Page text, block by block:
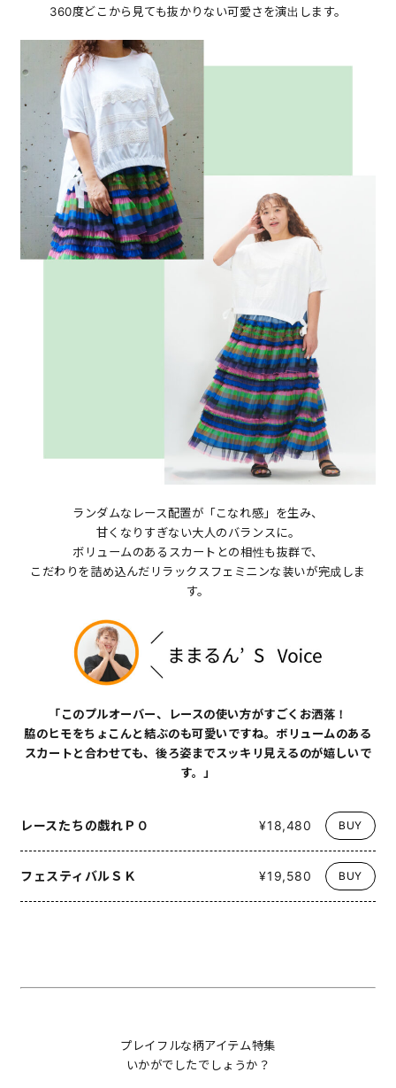
360度どこから見ても抜かりない可愛さを演出します。
ランダムなレース配置が「こなれ感」を生み、
甘くなりすぎない大人のバランスに。
ボリュームのあるスカートとの相性も抜群で、
こだわりを詰め込んだリラックスフェミニンな装いが完成しま
す。
「このプルオーバー、レースの使い方がすごくお洒落！
脇のヒモをちょこんと結ぶのも可愛いですね。ボリュームのある
スカートと合わせても、後ろ姿までスッキリ見えるのが嬉しいで
す。」
レースたちの戯れＰＯ ¥18,480 BUY
フェスティバルＳＫ ¥19,580 BUY
プレイフルな柄アイテム特集
いかがでしたでしょうか？